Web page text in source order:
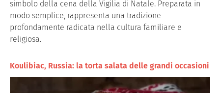
simbolo della cena della Vigilia di Natale. Preparata in
modo semplice, rappresenta una tradizione
profondamente radicata nella cultura familiare e
religiosa.
Koulibiac, Russia: la torta salata delle grandi occasioni